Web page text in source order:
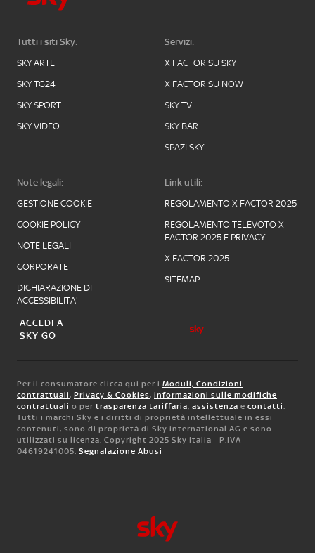
Tutti i siti Sky:
SKY ARTE
SKY TG24
SKY SPORT
SKY VIDEO
Servizi:
X FACTOR SU SKY
X FACTOR SU NOW
SKY TV
SKY BAR
SPAZI SKY
Note legali:
GESTIONE COOKIE
COOKIE POLICY
NOTE LEGALI
CORPORATE
DICHIARAZIONE DI
ACCESSIBILITA'
Link utili:
REGOLAMENTO X FACTOR 2025
REGOLAMENTO TELEVOTO X
FACTOR 2025 E PRIVACY
X FACTOR 2025
SITEMAP
ACCEDI A
SKY GO
Per il consumatore clicca qui per i Moduli, Condizioni
contrattuali, Privacy & Cookies, informazioni sulle modifiche
contrattuali o per trasparenza tariffaria, assistenza e contatti.
Tutti i marchi Sky e i diritti di proprietà intellettuale in essi
contenuti, sono di proprietà di Sky international AG e sono
utilizzati su licenza. Copyright 2025 Sky Italia - P.IVA
04619241005. Segnalazione Abusi